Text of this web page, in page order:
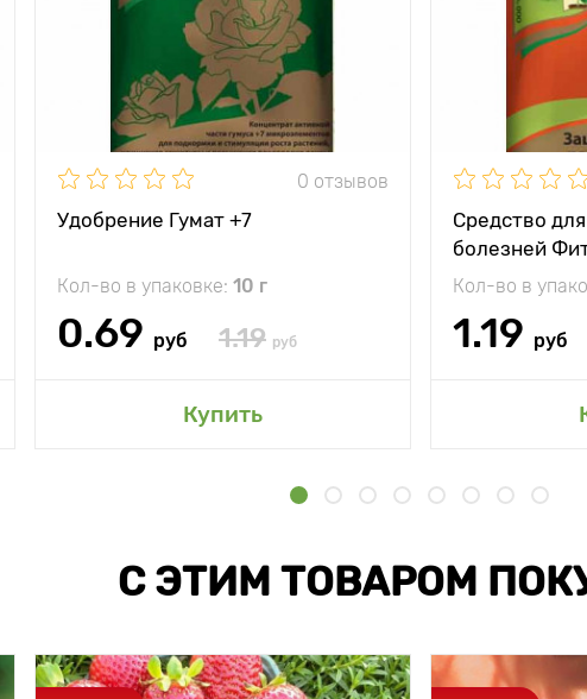
0 отзывов
Удобрение Гумат +7
Кол-во в упаковке: 10 г
0.69 руб 1.19 руб
Купить
Средство
болезней
Кол-во в
1.19 руб
С ЭТИМ ТОВАРОМ